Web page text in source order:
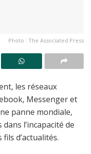
Photo : The Associated Press
les réseaux
Messenger et
panne mondiale,
l’incapacité de
d’actualités.